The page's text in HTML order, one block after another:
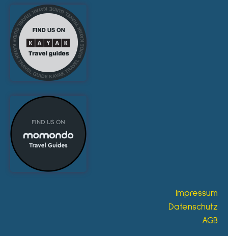
Impressum
Datenschutz
AGB